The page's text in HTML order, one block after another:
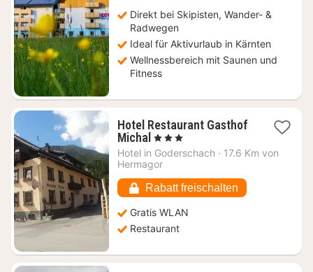
€
Direkt bei Skipisten, Wander- &
Radwegen
Ideal für Aktivurlaub in Kärnten
Wellnessbereich mit Saunen und
Fitness
Hotel Restaurant Gasthof
Michal 1
Nacht
ab
€
, 3 Sterne
Hotel in Goderschach · 17.6 Km von
Hermagor
Rabatt freischalten
Gratis WLAN
Restaurant